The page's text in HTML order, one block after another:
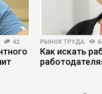
42 РЫНОК ТРУДА
Как искать